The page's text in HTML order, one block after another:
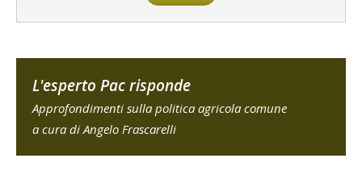
L'esperto Pac risponde
Approfondimenti sulla politica agricola comune
a cura di Angelo Frascarelli